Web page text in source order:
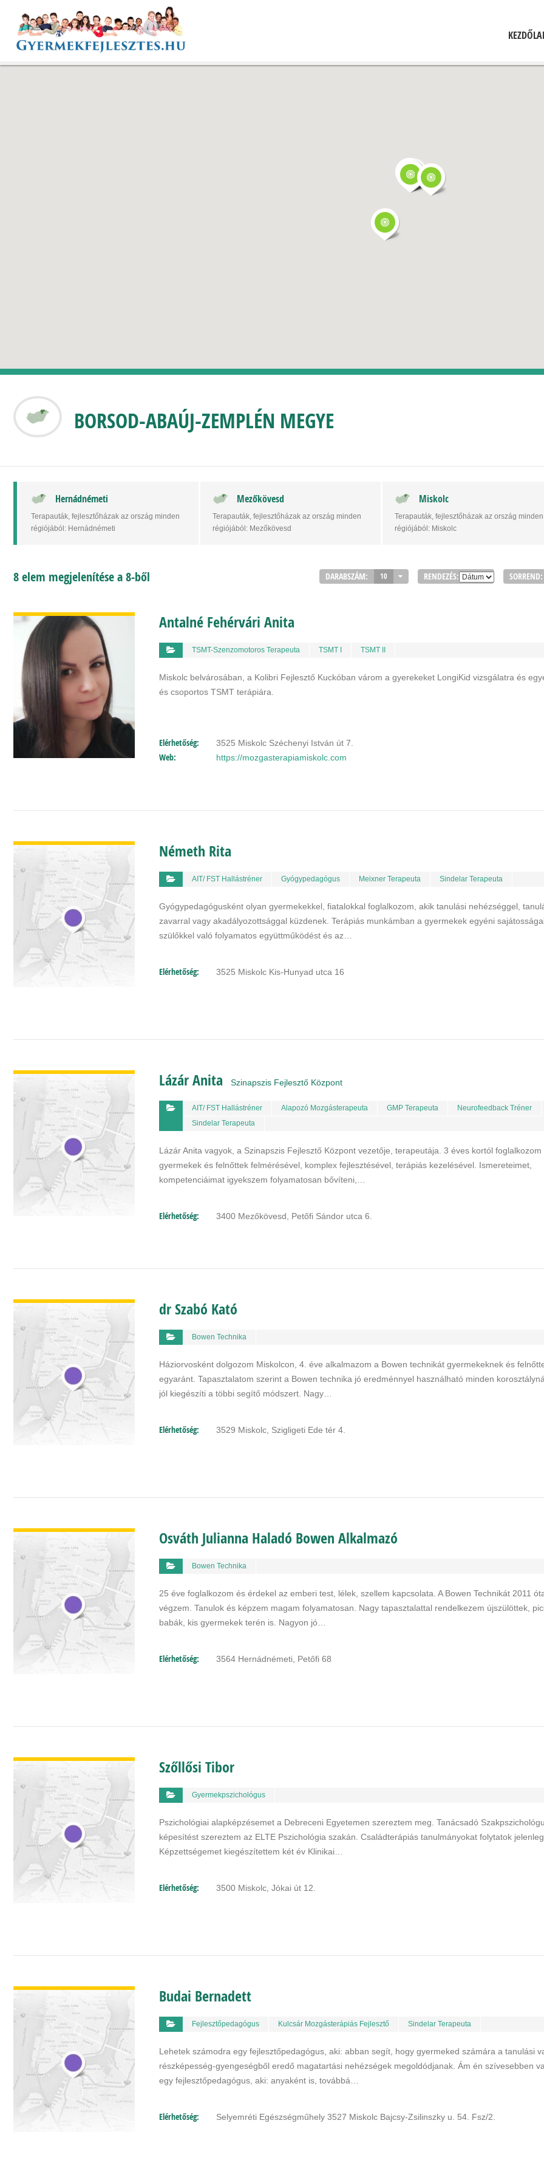
BORSOD-ABAÚJ-ZEMPLÉN MEGYE
Hernádnémeti
Terapauták, fejlesztőházak az ország minden
régiójából: Hernádnémeti
Mezőkövesd
Terapauták, fejlesztőházak az ország minden
régiójából: Mezőkövesd
Miskolc
Terapauták, fejlesztőházak az ország minden
régiójából: Miskolc
8 elem megjelenítése a 8-ből DARABSZÁM: 10 RENDEZÉS: SORREND:
Antalné Fehérvári Anita
TSMT-Szenzomotoros Terapeuta TSMT I TSMT II
Miskolc belvárosában, a Kolibri Fejlesztő Kuckóban várom a gyerekeket LongiKid vizsgálatra és
és csoportos TSMT terápiára.
Elérhetőség: 3525 Miskolc Széchenyi István út 7.
Web: https://mozgasterapiamiskolc.com
Németh Rita
AIT/ FST Hallástréner Gyógypedagógus Meixner Terapeuta Sindelar Terapeuta
Gyógypedagógusként olyan gyermekekkel, fiatalokkal foglalkozom, akik tanulási nehézséggel,
zavarral vagy akadályozottsággal küzdenek. Terápiás munkámban a gyermekek egyéni
szülőkkel való folyamatos együttműködést és az…
Elérhetőség: 3525 Miskolc Kis-Hunyad utca 16
Lázár Anita Szinapszis Fejlesztő Központ
AIT/ FST Hallástréner Alapozó Mozgásterapeuta GMP Terapeuta
Neurofeedback Tréner
Sindelar Terapeuta
Lázár Anita vagyok, a Szinapszis Fejlesztő Központ vezetője, terapeutája. 3 éves kortól foglalkozom
gyermekek és felnőttek felmérésével, komplex fejlesztésével, terápiás kezelésével. Ismereteimet,
kompetenciáimat igyekszem folyamatosan bővíteni,…
Elérhetőség: 3400 Mezőkövesd, Petőfi Sándor utca 6.
dr Szabó Kató
Bowen Technika
Háziorvosként dolgozom Miskolcon, 4. éve alkalmazom a Bowen technikát gyermekeknek és
egyaránt. Tapasztalatom szerint a Bowen technika jó eredménnyel használható minden
jól kiegészíti a többi segítő módszert. Nagy…
Elérhetőség: 3529 Miskolc, Szigligeti Ede tér 4.
Osváth Julianna Haladó Bowen Alkalmazó
Bowen Technika
25 éve foglalkozom és érdekel az emberi test, lélek, szellem kapcsolata. A Bowen Technikát 2011
végzem. Tanulok és képzem magam folyamatosan. Nagy tapasztalattal rendelkezem újszülöttek,
babák, kis gyermekek terén is. Nagyon jó…
Elérhetőség: 3564 Hernádnémeti, Petőfi 68
Szőllősi Tibor
Gyermekpszichológus
Pszichológiai alapképzésemet a Debreceni Egyetemen szereztem meg. Tanácsadó
képesítést szereztem az ELTE Pszichológia szakán. Családterápiás tanulmányokat folytatok jelenleg
Képzettségemet kiegészítettem két év Klinikai…
Elérhetőség: 3500 Miskolc, Jókai út 12.
Budai Bernadett
Fejlesztőpedagógus Kulcsár Mozgásterápiás Fejlesztő Sindelar Terapeuta
Lehetek számodra egy fejlesztőpedagógus, aki: abban segít, hogy gyermeked számára a tanulási
részképesség-gyengeségből eredő magatartási nehézségek megoldódjanak. Ám én szívesebben
egy fejlesztőpedagógus, aki: anyaként is, továbbá…
Elérhetőség: Selyemréti Egészségműhely 3527 Miskolc Bajcsy-Zsilinszky u. 54. Fsz/2.